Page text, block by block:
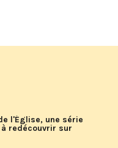
l'Église, une série
redécouvrir sur